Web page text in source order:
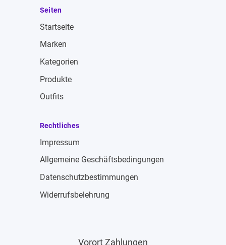
Seiten
Startseite
Marken
Kategorien
Produkte
Outfits
Rechtliches
Impressum
Allgemeine Geschäftsbedingungen
Datenschutzbestimmungen
Widerrufsbelehrung
Vorort Zahlungen